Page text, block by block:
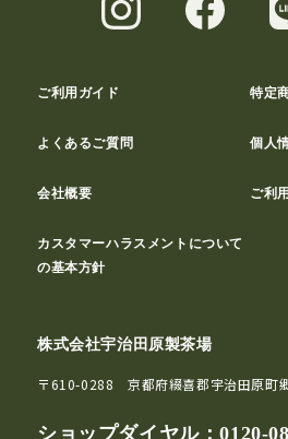
ご利用ガイド 特定
よくあるご質問 個人
会社概要 ご利
カスタマーハラスメントについて
の基本方針
株式会社宇治田原製茶場
〒610-0288 京都府綴喜郡宇治田原町
ショップダイヤル：0120-